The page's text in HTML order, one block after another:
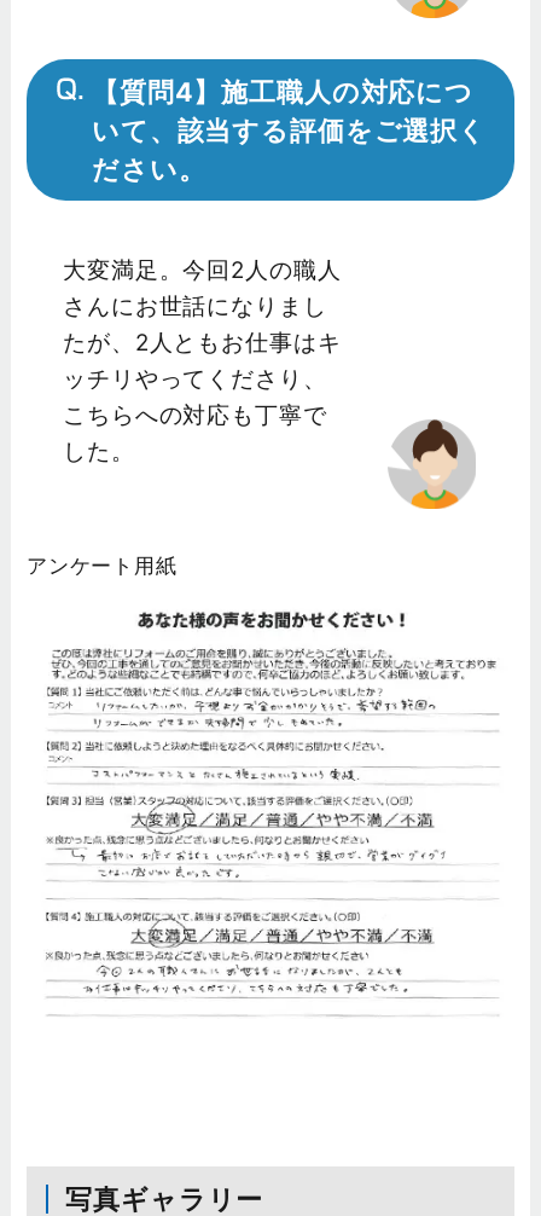
【質問4】施工職人の対応につ
いて、該当する評価をご選択く
ださい。
大変満足。今回2人の職人
さんにお世話になりまし
たが、2人ともお仕事はキ
ッチリやってくださり、
こちらへの対応も丁寧で
した。
アンケート用紙
写真ギャラリー